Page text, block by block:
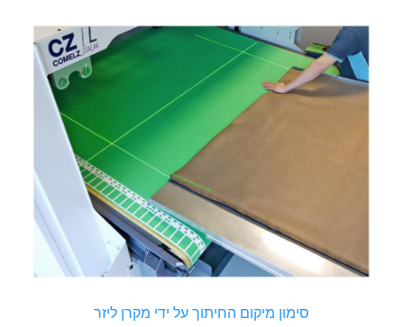
סימון מיקום החיתוך על ידי מקרן ליזר